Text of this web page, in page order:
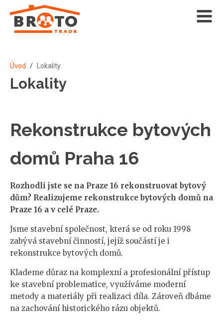
Úvod / Lokality
Lokality
Rekonstrukce bytových
domů Praha 16
Rozhodli jste se na Praze 16 rekonstruovat bytový
dům? Realizujeme rekonstrukce bytových domů na
Praze 16 a v celé Praze.
Jsme stavební společnost, která se od roku 1998
zabývá stavební činností, jejíž součástí je i
rekonstrukce bytových domů.
Klademe důraz na komplexní a profesionální přístup
ke stavební problematice, využíváme moderní
metody a materiály při realizaci díla. Zároveň dbáme
na zachování historického rázu objektů.